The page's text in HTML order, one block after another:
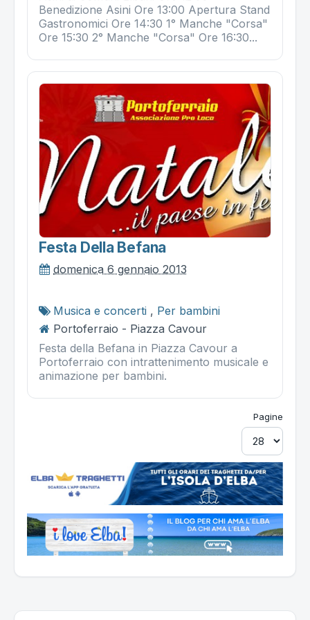
Benedizione Asini Ore 13:00 Apertura Stand
Gastronomici Ore 14:30 1° Manche "Corsa"
Ore 15:30 2° Manche "Corsa" Ore 16:30...
Festa Della Befana
domenica 6 gennaio 2013
Musica e concerti , Per bambini
Portoferraio - Piazza Cavour
Festa della Befana in Piazza Cavour a
Portoferraio con intrattenimento musicale e
animazione per bambini.
Pagine